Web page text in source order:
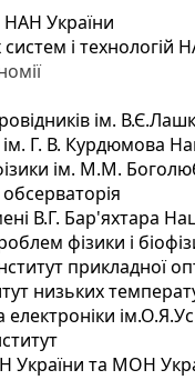
НАН України
і технологій
ім.
Г. В. Курдюмова
ім. М.М.
В.Г. Бар'яхтара
фізики і
прикладної
низьких
електроніки
України та МОН